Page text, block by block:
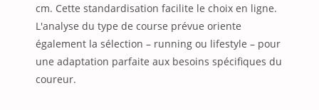
cm. Cette standardisation facilite le choix en ligne.
L'analyse du type de course prévue oriente
également la sélection – running ou lifestyle – pour
une adaptation parfaite aux besoins spécifiques du
coureur.